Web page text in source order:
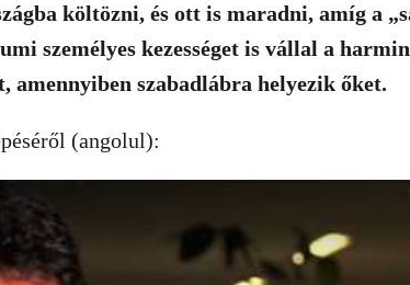
költözni, és ott is maradni, amíg a
személyes kezességet is vállal a
amennyiben szabadlábra helyezik őket.
(angolul):